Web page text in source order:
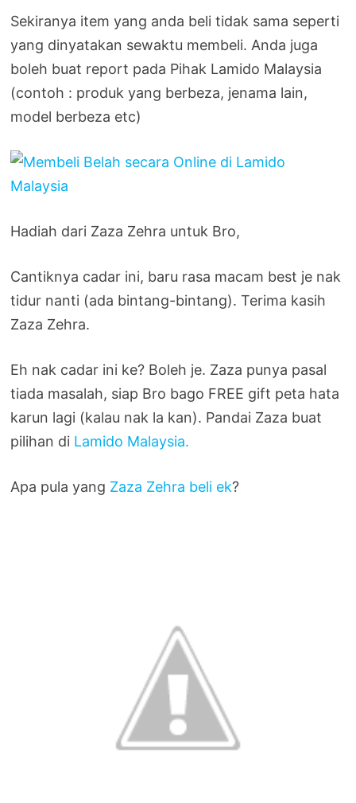
Sekiranya item yang anda beli tidak sama seperti
yang dinyatakan sewaktu membeli. Anda juga
boleh buat report pada Pihak Lamido Malaysia
(contoh : produk yang berbeza, jenama lain,
model berbeza etc)
Hadiah dari Zaza Zehra untuk Bro,
Cantiknya cadar ini, baru rasa macam best je nak
tidur nanti (ada bintang-bintang). Terima kasih
Zaza Zehra.
Eh nak cadar ini ke? Boleh je. Zaza punya pasal
tiada masalah, siap Bro bago FREE gift peta hata
karun lagi (kalau nak la kan). Pandai Zaza buat
pilihan di Lamido Malaysia.
Apa pula yang Zaza Zehra beli ek?